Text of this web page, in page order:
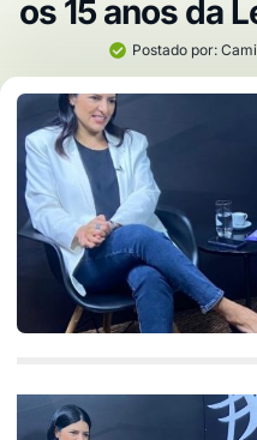
os 15 anos da
Postado por: